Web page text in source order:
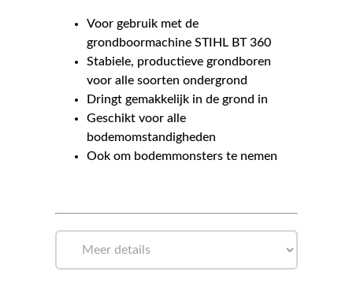
Voor gebruik met de
grondboormachine STIHL BT 360
Stabiele, productieve grondboren
voor alle soorten ondergrond
Dringt gemakkelijk in de grond in
Geschikt voor alle
bodemomstandigheden
Ook om bodemmonsters te nemen